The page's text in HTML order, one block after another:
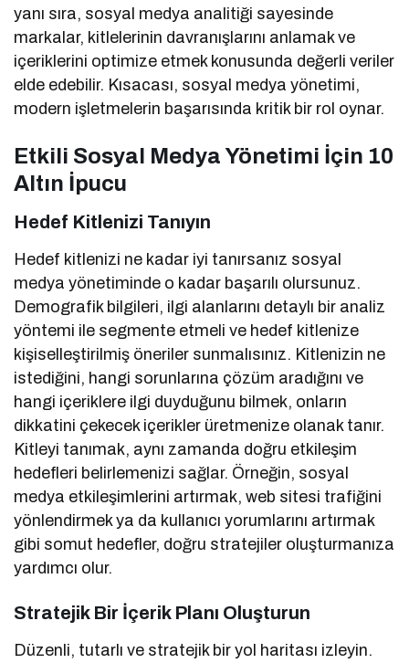
yanı sıra, sosyal medya analitiği sayesinde
markalar, kitlelerinin davranışlarını anlamak ve
içeriklerini optimize etmek konusunda değerli veriler
elde edebilir. Kısacası, sosyal medya yönetimi,
modern işletmelerin başarısında kritik bir rol oynar.
Etkili Sosyal Medya Yönetimi İçin 10
Altın İpucu
Hedef Kitlenizi Tanıyın
Hedef kitlenizi ne kadar iyi tanırsanız sosyal
medya yönetiminde o kadar başarılı olursunuz.
Demografik bilgileri, ilgi alanlarını detaylı bir analiz
yöntemi ile segmente etmeli ve hedef kitlenize
kişiselleştirilmiş öneriler sunmalısınız. Kitlenizin ne
istediğini, hangi sorunlarına çözüm aradığını ve
hangi içeriklere ilgi duyduğunu bilmek, onların
dikkatini çekecek içerikler üretmenize olanak tanır.
Kitleyi tanımak, aynı zamanda doğru etkileşim
hedefleri belirlemenizi sağlar. Örneğin, sosyal
medya etkileşimlerini artırmak, web sitesi trafiğini
yönlendirmek ya da kullanıcı yorumlarını artırmak
gibi somut hedefler, doğru stratejiler oluşturmanıza
yardımcı olur.
Stratejik Bir İçerik Planı Oluşturun
Düzenli, tutarlı ve stratejik bir yol haritası izleyin.